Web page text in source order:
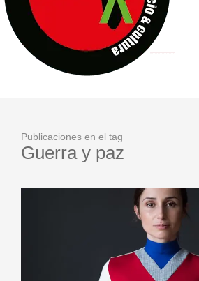
[EL SER QUERIDO] DE
ENTREVISTA A IVÁN HUMANES
ARRABAL, ARRABAL,
Publicaciones en el tag
Guerra y paz